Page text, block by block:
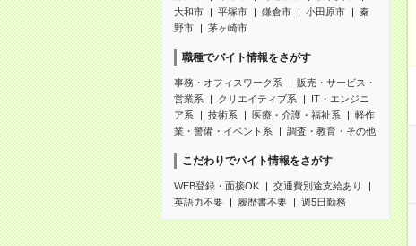
大和市
平塚市 鎌倉市 小田原市
秦
野市
茅ヶ崎市
職種でバイト情報をさがす
事務・オフィスワーク系
販売・サービス・
営業系
クリエイティブ系
IT・エンジニ
ア系
技術系 医療・介護・福祉系
軽作
業・警備・イベント系
調査・教育・その他
こだわりでバイト情報をさがす
WEB登録・面接OK
交通費別途支給あり
英語力不要
履歴書不要 週5日勤務